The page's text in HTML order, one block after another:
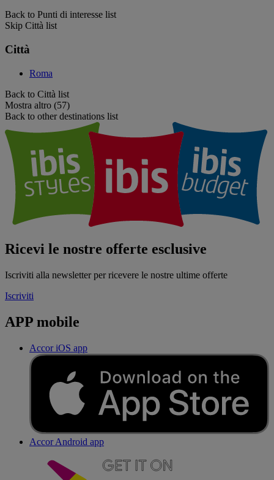
Back to Punti di interesse list
Skip Città list
Città
Roma
Back to Città list
Mostra altro (57)
Back to other destinations list
Ricevi le nostre offerte esclusive
Iscriviti alla newsletter per ricevere le nostre ultime offerte
Iscriviti
APP mobile
Accor iOS app
Accor Android app